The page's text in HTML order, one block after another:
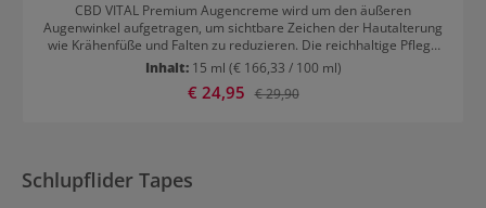
CBD VITAL Premium Augencreme wird um den äußeren
Augenwinkel aufgetragen, um sichtbare Zeichen der Hautalterung
wie Krähenfüße und Falten zu reduzieren. Die reichhaltige Pflege
mit angenehm leichter Konsistenz wirkt aufpolsternd, straffend und
verbessert die Hautelastizität. Durch die tiefenwirksame
Feuchtigkeitszufuhr wird ein jugendlich-frisches Aussehen erzielt.
Kollagenbildung anregt. Extrakt aus Grünem Kaffee festigt das
Inhalt: 15 ml (€ 166,33 / 100 ml)
Verkaufspreis:
€ 24,95 Regulärer Preis:
€ 29,90
Schlupflider Tapes